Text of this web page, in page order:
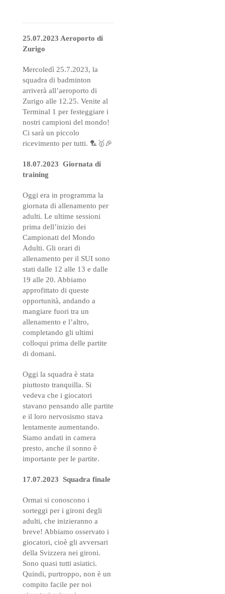
25.07.2023 Aeroporto di
Zurigo
Mercoledì 25.7.2023, la
squadra di badminton
arriverà all’aeroporto di
Zurigo alle 12.25. Venite al
Terminal 1 per festeggiare i
nostri campioni del mondo!
Ci sarà un piccolo
ricevimento per tutti. 🏸🥇🎉
18.07.2023 Giornata di
training
Oggi era in programma la
giornata di allenamento per
adulti. Le ultime sessioni
prima dell’inizio dei
Campionati del Mondo
Adulti. Gli orari di
allenamento per il SUI sono
stati dalle 12 alle 13 e dalle
19 alle 20. Abbiamo
approfittato di queste
opportunità, andando a
mangiare fuori tra un
allenamento e l’altro,
completando gli ultimi
colloqui prima delle partite
di domani.
Oggi la squadra è stata
piuttosto tranquilla. Si
vedeva che i giocatori
stavano pensando alle partite
e il loro nervosismo stava
lentamente aumentando.
Siamo andati in camera
presto, anche il sonno è
importante per le partite.
17.07.2023 Squadra finale
Ormai si conoscono i
sorteggi per i gironi degli
adulti, che inizieranno a
breve! Abbiamo osservato i
giocatori, cioè gli avversari
della Svizzera nei gironi.
Sono quasi tutti asiatici.
Quindi, purtroppo, non è un
compito facile per noi